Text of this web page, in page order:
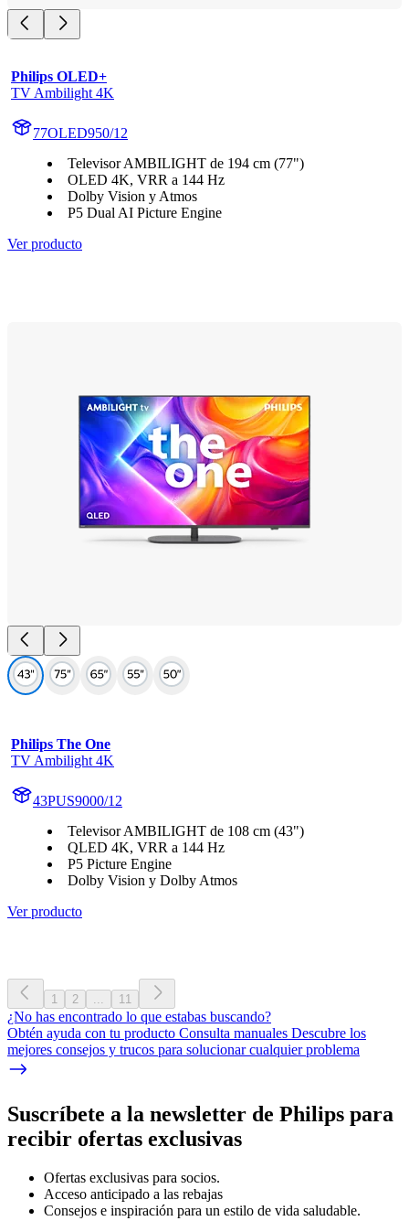
Philips OLED+
TV Ambilight 4K
77OLED950/12
Televisor AMBILIGHT de 194 cm (77")
OLED 4K, VRR a 144 Hz
Dolby Vision y Atmos
P5 Dual AI Picture Engine
Ver producto
Philips The One
TV Ambilight 4K
43PUS9000/12
Televisor AMBILIGHT de 108 cm (43")
QLED 4K, VRR a 144 Hz
P5 Picture Engine
Dolby Vision y Dolby Atmos
Ver producto
1 2 ... 11
¿No has encontrado lo que estabas buscando?
Obtén ayuda con tu producto Consulta manuales Descubre los
mejores consejos y trucos para solucionar cualquier problema
Suscríbete a la newsletter de Philips para
recibir ofertas exclusivas
Ofertas exclusivas para socios.
Acceso anticipado a las rebajas
Consejos e inspiración para un estilo de vida saludable.